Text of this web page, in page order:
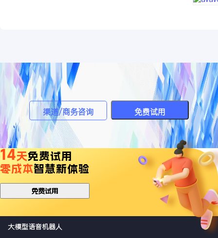
渠道/商务咨询 免费试用
14天免费试用
零成本智慧新体验
免费试用
大模型语音机器人